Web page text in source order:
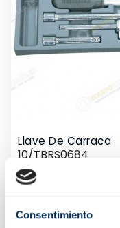
Consentimiento
Llave De Carraca
10/TBRS0684
15,72 €